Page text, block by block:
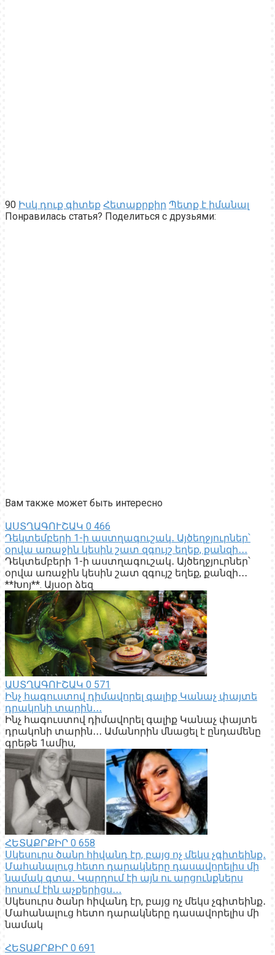
90 Իսկ դուք գիտեք Հետաքրքիր Պետք է իմանալ
Понравилась статья? Поделиться с друзьями:
Вам также может быть интересно
ԱՍՏՂԱԳՈՒՇԱԿ 0 466
Դեկտեմբերի 1-ի աստղագուշակ․ Այծեղջյուրներ՝
օրվա առաջին կեսին շատ զգույշ եղեք, քանզի․․․
Դեկտեմբերի 1-ի աստղագուշակ․ Այծեղջյուրներ՝
օրվա առաջին կեսին շատ զգույշ եղեք, քանզի․․․
**Խոյ**. Այսօր ձեզ
ԱՍՏՂԱԳՈՒՇԱԿ 0 571
Ինչ հագուստով դիմավորել գալիք Կանաչ փայտե
դրակոնի տարին․․․
Ինչ հագուստով դիմավորել գալիք Կանաչ փայտե
դրակոնի տարին․․․ Ամանորին մնացել է ընդամենը
գրեթե 1ամիս,
ՀԵՏԱՔՐՔԻՐ 0 658
Սկեսուրս ծանր հիվանդ էր, բայց ոչ մեկս չգիտեինք․
Մահանալուց հետո դարակները դասավորելիս մի
նամակ գտա․ Կարդում էի այն ու արցունքներս
հոսում էին աչքերիցս․․․
Սկեսուրս ծանր հիվանդ էր, բայց ոչ մեկս չգիտեինք․
Մահանալուց հետո դարակները դասավորելիս մի
նամակ
ՀԵՏԱՔՐՔԻՐ 0 691